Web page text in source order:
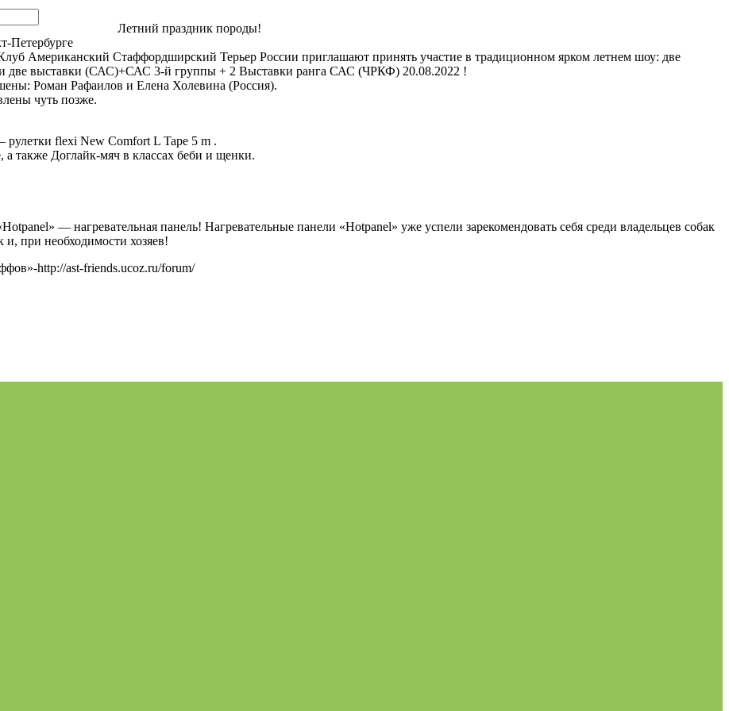
Летний праздник породы!
Петербурге
Американский Стаффордширский Терьер России приглашают принять участие в традиционном ярком летнем шоу: две
две выставки (САС)+САС 3-й группы + 2 Выставки ранга САС (ЧРКФ) 20.08.2022 !
Роман Рафаилов и Елена Холевина (Россия).
чуть позже.
flexi New Comfort L Tape 5 m .
также Доглайк-мяч в классах беби и щенки.
— нагревательная панель! Нагревательные панели «Hotpanel» уже успели зарекомендовать себя среди владельцев собак
и, при необходимости хозяев!
http://ast-friends.ucoz.ru/forum/